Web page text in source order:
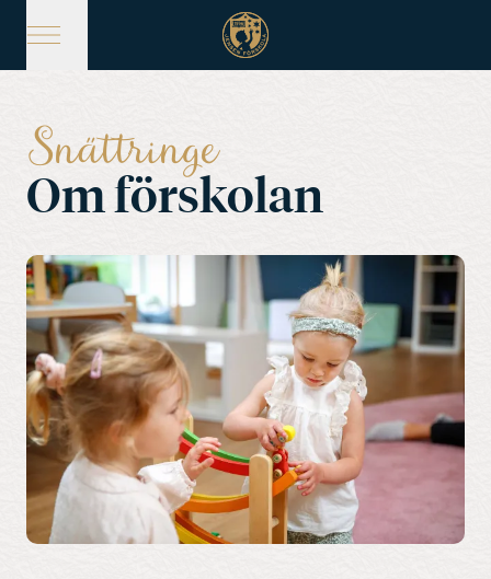
huvudinnehåll
Snättringe
Om förskolan